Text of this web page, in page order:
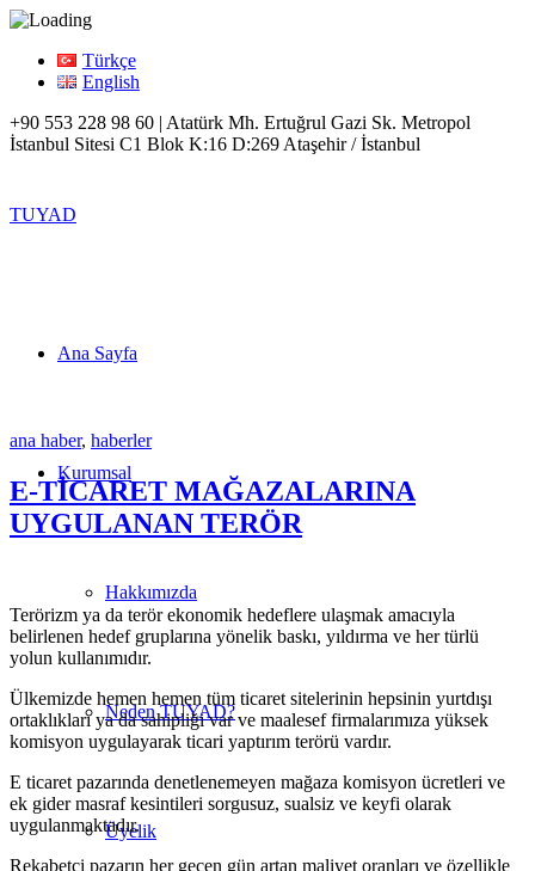
Türkçe
English
+90 553 228 98 60 | Atatürk Mh. Ertuğrul Gazi Sk. Metropol
İstanbul Sitesi C1 Blok K:16 D:269 Ataşehir / İstanbul
TUYAD
Ana Sayfa
Kurumsal
Hakkımızda
Neden TUYAD?
Üyelik
ana haber, haberler
E-TİCARET MAĞAZALARINA
UYGULANAN TERÖR
Terörizm ya da terör ekonomik hedeflere ulaşmak amacıyla
belirlenen hedef gruplarına yönelik baskı, yıldırma ve her türlü
yolun kullanımıdır.
Ülkemizde hemen hemen tüm ticaret sitelerinin hepsinin yurtdışı
ortaklıkları ya da sahipliği var ve maalesef firmalarımıza yüksek
komisyon uygulayarak ticari yaptırım terörü vardır.
E ticaret pazarında denetlenemeyen mağaza komisyon ücretleri ve
ek gider masraf kesintileri sorgusuz, sualsiz ve keyfi olarak
uygulanmaktadır.
Rekabetçi pazarın her geçen gün artan maliyet oranları ve özellikle